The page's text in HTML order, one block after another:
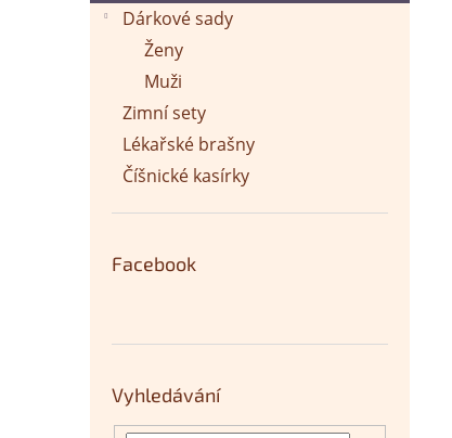
Dárkové sady
Ženy
Muži
Zimní sety
Lékařské brašny
Číšnické kasírky
Facebook
Vyhledávání